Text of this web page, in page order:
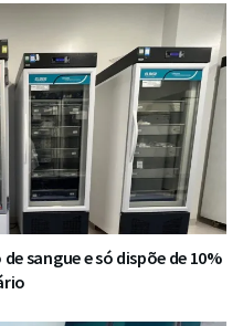
sangue e só dispõe de 10%